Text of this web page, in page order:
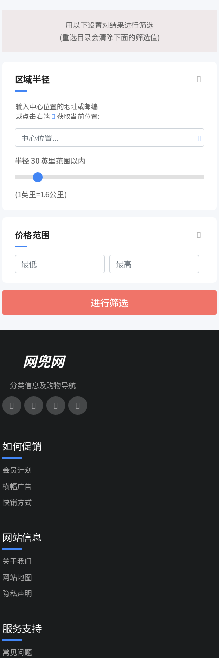
用以下设置对结果进行筛选
(重选目录会清除下面的筛选值)
区域半径
输入中心位置的地址或邮编
或点击右端
获取当前位置:
半径30英里范围以内
(1英里=1.6公里)
价格范围
进行筛选
网兜网
分类信息及购物导航
如何促销
会员计划
横幅广告
快销方式
网站信息
关于我们
网站地图
隐私声明
服务支持
常见问题